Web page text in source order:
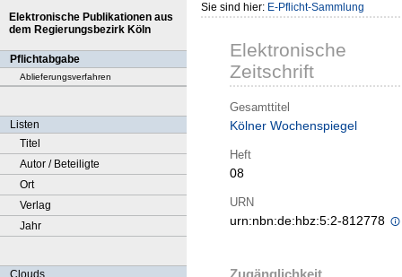
Elektronische Publikationen aus
dem Regierungsbezirk Köln
Pflichtabgabe
Ablieferungsverfahren
Listen
Titel
Autor / Beteiligte
Ort
Verlag
Jahr
Clouds
Sie sind hier: E-Pflicht-Sammlung
Elektronische
Zeitschrift
Gesamttitel
Kölner Wochenspiegel
Heft
08
URN
urn:nbn:de:hbz:5:2-812778